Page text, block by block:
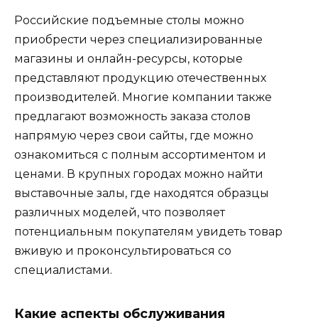
Российские подъемные столы можно
приобрести через специализированные
магазины и онлайн-ресурсы, которые
представляют продукцию отечественных
производителей. Многие компании также
предлагают возможность заказа столов
напрямую через свои сайты, где можно
ознакомиться с полным ассортиментом и
ценами. В крупных городах можно найти
выставочные залы, где находятся образцы
различных моделей, что позволяет
потенциальным покупателям увидеть товар
вживую и проконсультироваться со
специалистами.
Какие аспекты обслуживания